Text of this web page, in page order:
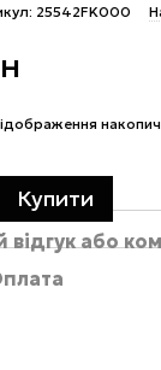
25542FK000
Купити
відгук або